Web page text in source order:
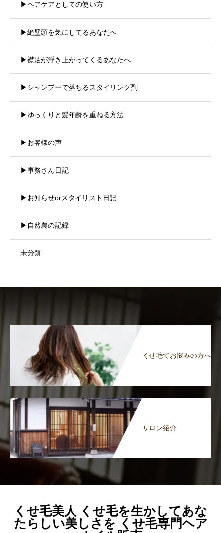
▶︎ヘアケアとしての使い方
▶︎絶壁頭を気にしてるあなたへ
▶︎襟足が浮き上がってくるあなたへ
▶︎シャンプーで落ちるスタイリング剤
▶︎ゆっくりと髪年齢を重ねる方法
▶︎お客様の声
▶︎事務さん日記
▶︎お知らせorスタイリスト日記
▶︎自然農の記録
未分類
くせ毛でお悩みの方へ
サロン紹介
くせ毛美人 くせ毛を生かしてあな
たらしい美しさを くせ毛専門ヘア
商品紹介 注文方法